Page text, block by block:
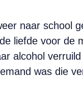
naar school
liefde voor de
alcohol
was die